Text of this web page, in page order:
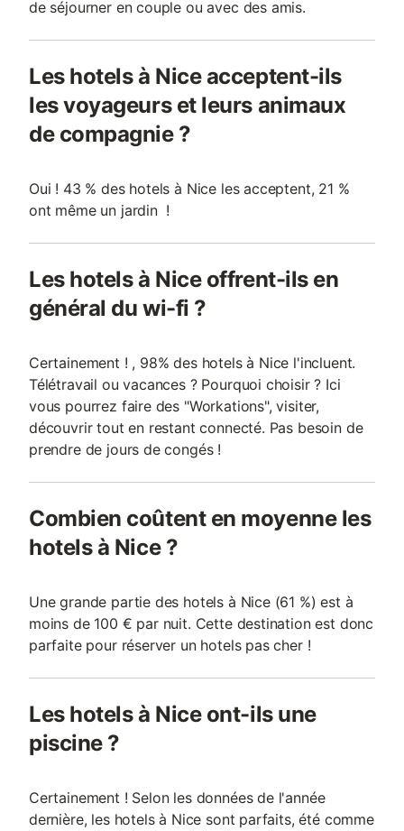
de séjourner en couple ou avec des amis.
Les hotels à Nice acceptent-ils
les voyageurs et leurs animaux
de compagnie ?
Oui ! 43 % des hotels à Nice les acceptent, 21 %
ont même un jardin !
Les hotels à Nice offrent-ils en
général du wi-fi ?
Certainement ! , 98% des hotels à Nice l'incluent.
Télétravail ou vacances ? Pourquoi choisir ? Ici
vous pourrez faire des "Workations", visiter,
découvrir tout en restant connecté. Pas besoin de
prendre de jours de congés !
Combien coûtent en moyenne les
hotels à Nice ?
Une grande partie des hotels à Nice (61 %) est à
moins de 100 € par nuit. Cette destination est donc
parfaite pour réserver un hotels pas cher !
Les hotels à Nice ont-ils une
piscine ?
Certainement ! Selon les données de l'année
dernière, les hotels à Nice sont parfaits, été comme